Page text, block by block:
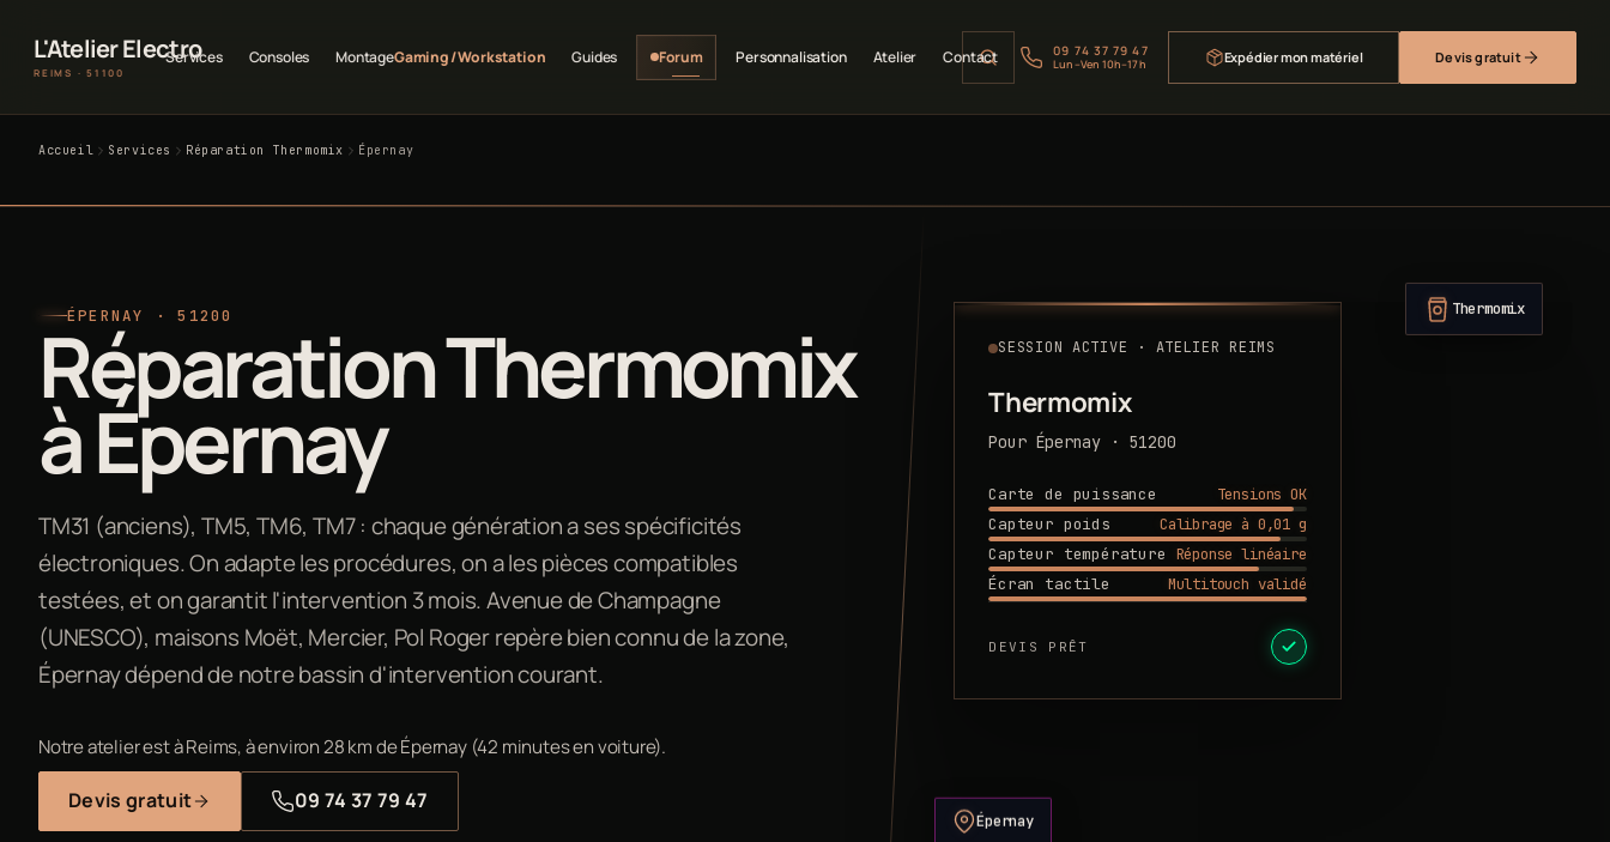
L'Atelier Electro
REIMS · 51100
Services Consoles MontageGaming / Workstation Guides Forum Personnalisation Atelier Contact 09 74 37 79 47
Lun–Ven 10h–17h Expédier mon matériel Devis gratuit
Accueil Services Réparation Thermomix Épernay
ÉPERNAY · 51200
Réparation Thermomix
à Épernay
TM31 (anciens), TM5, TM6, TM7 : chaque génération a ses spécificités
électroniques. On adapte les procédures, on a les pièces compatibles
testées, et on garantit l'intervention 3 mois. Avenue de Champagne
(UNESCO), maisons Moët, Mercier, Pol Roger repère bien connu de la zone,
Épernay dépend de notre bassin d'intervention courant.
Notre atelier est à Reims, à environ 28 km de Épernay (42 minutes en voiture).
Devis gratuit 09 74 37 79 47
SESSION ACTIVE · ATELIER REIMS
Thermomix
Pour Épernay · 51200
Carte de puissance
Tensions OK
Capteur poids
Calibrage à 0,01 g
Capteur température Réponse linéaire
Écran tactile
Multitouch validé
DEVIS PRÊT
Thermomix
Épernay